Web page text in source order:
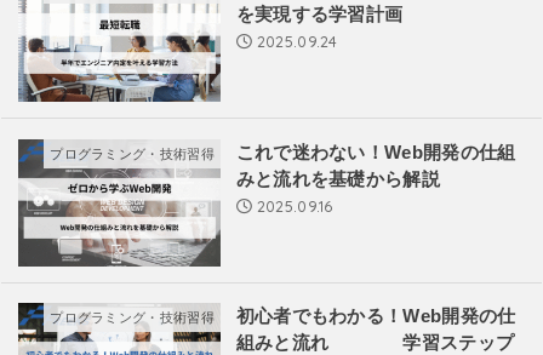
を実現する学習計画
2025.09.24
プログラミング・技術習得
これで迷わない！Web開発の仕組
みと流れを基礎から解説
2025.09.16
プログラミング・技術習得
初心者でもわかる！Web開発の仕
組みと流れ 学習ステップ